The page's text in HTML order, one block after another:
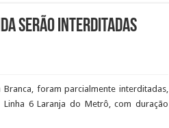
serão interditadas
foram parcialmente interditadas,
6 Laranja do Metrô, com duração